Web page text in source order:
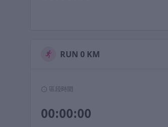
RUN 0 KM
區段時間
00:00:00